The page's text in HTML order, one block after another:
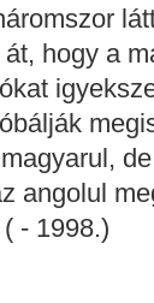
hogy a
angolul
- 1998.)